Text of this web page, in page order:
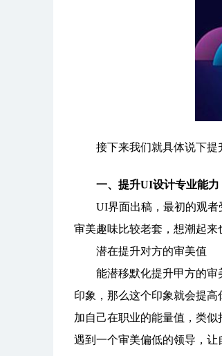
接下来我们就具体说下提
一、提升UI设计专业能力
UI界面出稿，最初的观者受
审美趣味比较老套，想潮起来
潜在提升对方的审美值
能潜移默化提升甲方的审美
印象，那么这个印象就会提
加自己在职业的能量值，类
遇到一个审美偏低的领导，让